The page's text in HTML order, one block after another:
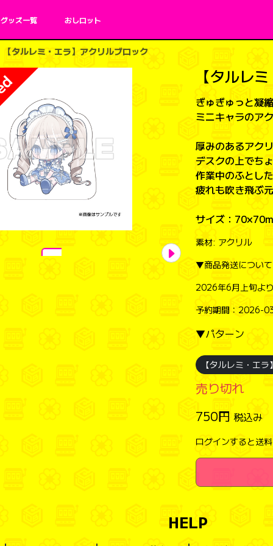
グッズ一覧 おしロット
【タルレミ・エラ】アクリルブロック
【タルレ
ぎゅぎゅっと凝
ミニキャラのア
厚みのあるアク
デスクの上でち
作業中のふとし
疲れも吹き飛ぶ
サイズ：
素材: アクリル
▼商品発送について
2026年6月上旬よ
予約期間：2026-
▼パターン
【タルレミ・エ
売り切れ
750円 税込み
ログインすると送
HELP